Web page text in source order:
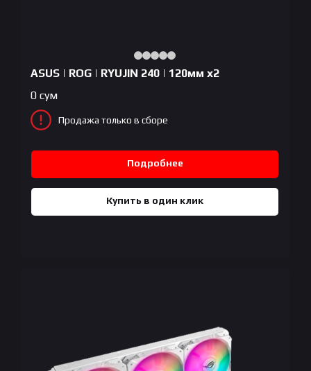
ASUS | ROG | RYUJIN 240 | 120мм x2
0 сум
Продажа только в сборе
Подробнее
Купить в один клик